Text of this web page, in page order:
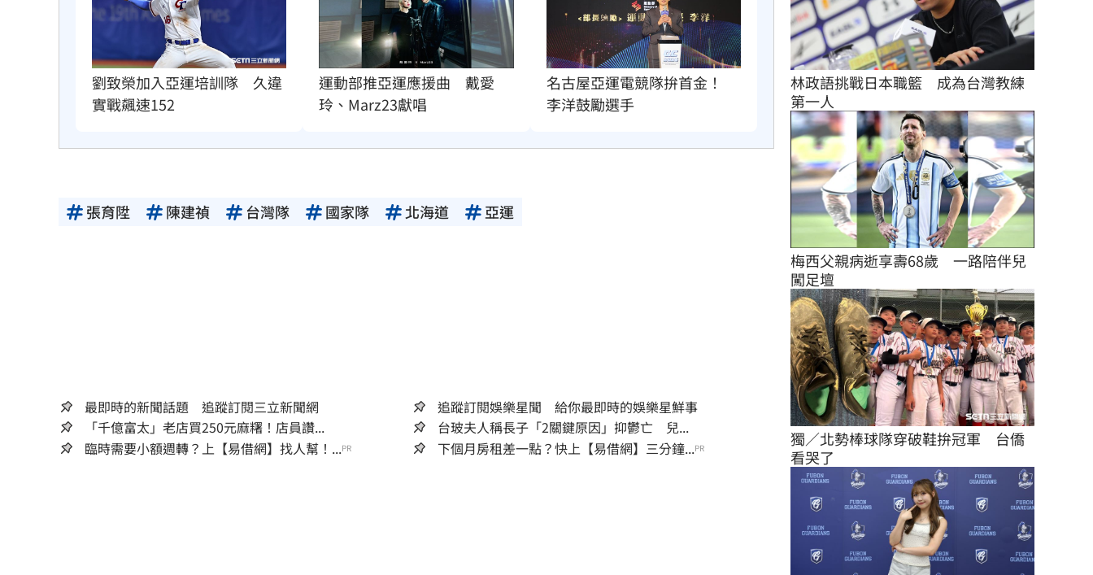
劉致榮加入亞運培訓隊　久違
實戰飆速152
運動部推亞運應援曲　戴愛
玲、Marz23獻唱
名古屋亞運電競隊拚首金！
李洋鼓勵選手
張育陞 陳建禎 台灣隊 國家隊 北海道 亞運
最即時的新聞話題 追蹤訂閱三立新聞網
追蹤訂閱娛樂星聞 給你最即時的娛樂星鮮事
「千億富太」老店買250元麻糬！店員讚...
台玻夫人稱長子「2關鍵原因」抑鬱亡 兒...
臨時需要小額週轉？上【易借網】找人幫！...PR 下個月房租差一點？快上【易借網】三分鐘...PR
林政語挑戰日本職籃　成為台灣教練
第一人
梅西父親病逝享壽68歲　一路陪伴兒
闖足壇
獨／北勢棒球隊穿破鞋拚冠軍　台僑
看哭了